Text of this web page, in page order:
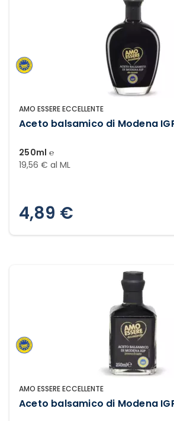
AMO ESSERE ECCELLENTE
Aceto balsamico di Modena
250ml ℮
19,56 € al ML
4,89 €
AMO ESSERE ECCELLENTE
Aceto balsamico di Modena